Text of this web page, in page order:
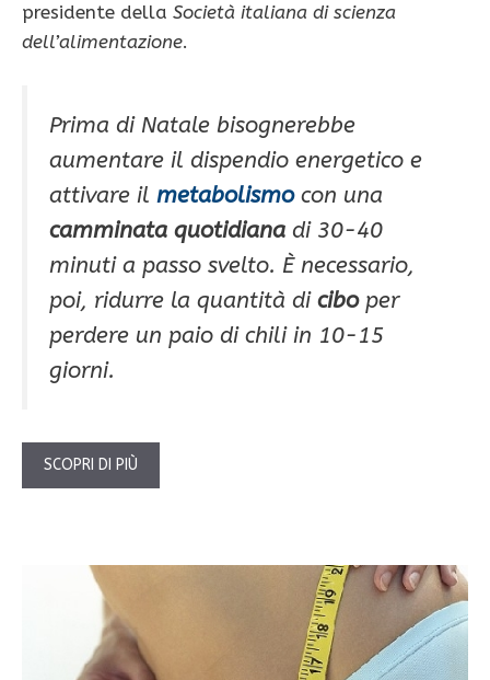
presidente della Società italiana di scienza
dell’alimentazione.
Prima di Natale bisognerebbe
aumentare il dispendio energetico e
attivare il metabolismo con una
camminata quotidiana di 30-40
minuti a passo svelto. È necessario,
poi, ridurre la quantità di ciboper
perdere un paio di chili in 10-15
giorni.
SCOPRI DI PIÙ